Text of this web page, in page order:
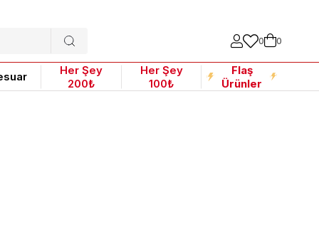
0 0
Her Şey
200₺
Her Şey
100₺
Flaş
Ürünler